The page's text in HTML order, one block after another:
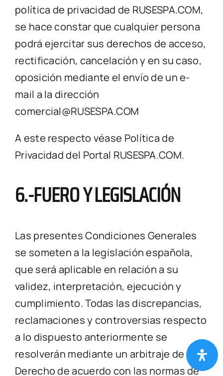
política de privacidad de RUSESPA.COM,
se hace constar que cualquier persona
podrá ejercitar sus derechos de acceso,
rectificación, cancelación y en su caso,
oposición mediante el envío de un e-
mail a la dirección
comercial@RUSESPA.COM
A este respecto véase Política de
Privacidad del Portal RUSESPA.COM.
6.-FUERO Y LEGISLACIÓN
Las presentes Condiciones Generales
se someten a la legislación española,
que será aplicable en relación a su
validez, interpretación, ejecución y
cumplimiento. Todas las discrepancias,
reclamaciones y controversias respecto
a lo dispuesto anteriormente se
resolverán mediante un arbitraje de
Derecho de acuerdo con las normas de